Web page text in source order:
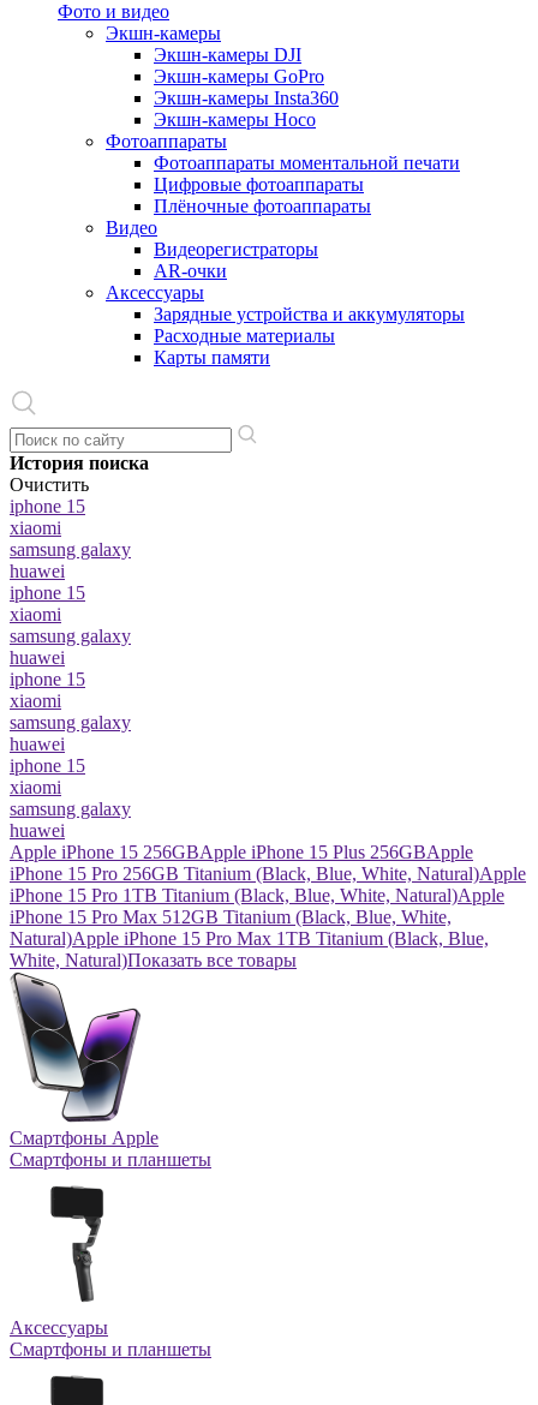
Фото и видео
Экшн-камеры
Экшн-камеры DJI
Экшн-камеры GoPro
Экшн-камеры Insta360
Экшн-камеры Hoco
Фотоаппараты
Фотоаппараты моментальной печати
Цифровые фотоаппараты
Плёночные фотоаппараты
Видео
Видеорегистраторы
AR-очки
Аксессуары
Зарядные устройства и аккумуляторы
Расходные материалы
Карты памяти
История поиска
Очистить
iphone 15
xiaomi
samsung galaxy
huawei
iphone 15
xiaomi
samsung galaxy
huawei
iphone 15
xiaomi
samsung galaxy
huawei
iphone 15
xiaomi
samsung galaxy
huawei
Apple iPhone 15 256GBApple iPhone 15 Plus 256GBApple
iPhone 15 Pro 256GB Titanium (Black, Blue, White, Natural)Apple
iPhone 15 Pro 1TB Titanium (Black, Blue, White, Natural)Apple
iPhone 15 Pro Max 512GB Titanium (Black, Blue, White,
Natural)Apple iPhone 15 Pro Max 1TB Titanium (Black, Blue,
White, Natural)Показать все товары
Смартфоны Apple
Смартфоны и планшеты
Аксессуары
Смартфоны и планшеты